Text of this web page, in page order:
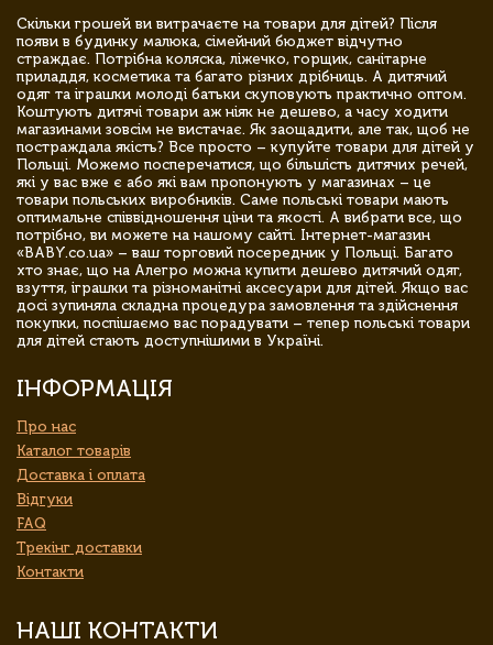
Скільки грошей ви витрачаєте на товари для дітей? Після
появи в будинку малюка, сімейний бюджет відчутно
страждає. Потрібна коляска, ліжечко, горщик, санітарне
приладдя, косметика та багато різних дрібниць. А дитячий
одяг та іграшки молоді батьки скуповують практично оптом.
Коштують дитячі товари аж ніяк не дешево, а часу ходити
магазинами зовсім не вистачає. Як заощадити, але так, щоб не
постраждала якість? Все просто – купуйте товари для дітей у
Польщі. Можемо посперечатися, що більшість дитячих речей,
які у вас вже є або які вам пропонують у магазинах – це
товари польських виробників. Саме польські товари мають
оптимальне співвідношення ціни та якості. А вибрати все, що
потрібно, ви можете на нашому сайті. Інтернет-магазин
«BABY.co.ua» – ваш торговий посередник у Польщі. Багато
хто знає, що на Алегро можна купити дешево дитячий одяг,
взуття, іграшки та різноманітні аксесуари для дітей. Якщо вас
досі зупиняла складна процедура замовлення та здійснення
покупки, поспішаємо вас порадувати – тепер польські товари
для дітей стають доступнішими в Україні.
ІНФОРМАЦІЯ
Про нас
Каталог товарів
Доставка і оплата
Відгуки
FAQ
Трекінг доставки
Контакти
НАШІ КОНТАКТИ